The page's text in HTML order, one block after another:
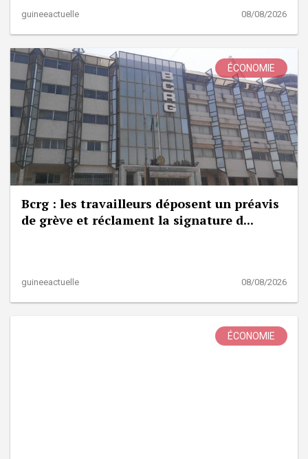
guineeactuelle 08/08/2026
ÉCONOMIE
Bcrg : les travailleurs déposent un préavis
de grève et réclament la signature d...
guineeactuelle 08/08/2026
ÉCONOMIE